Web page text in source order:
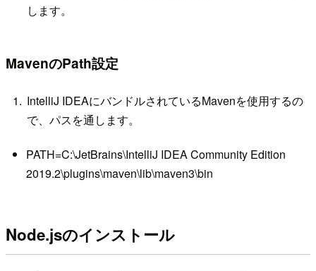
します。
MavenのPath設定
IntelliJ IDEAにバンドルされているMavenを使用するの
で、パスを通します。
PATH=C:\JetBrains\IntelliJ IDEA Community Edition
2019.2\plugins\maven\lib\maven3\bin
Node.jsのインストール